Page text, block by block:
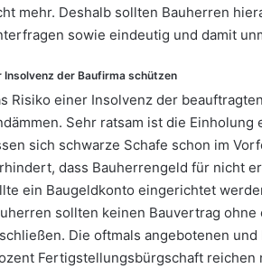
mehr. Deshalb sollten Bauherren
sowie eindeutig und damit
Insolvenz der Baufirma schützen
Risiko einer Insolvenz der
Sehr ratsam ist die
sich schwarze Schafe schon im
dass Bauherrengeld für nicht
ein Baugeldkonto eingerichtet
sollten keinen Bauvertrag
Die oftmals angebotenen
Fertigstellungsbürgschaft